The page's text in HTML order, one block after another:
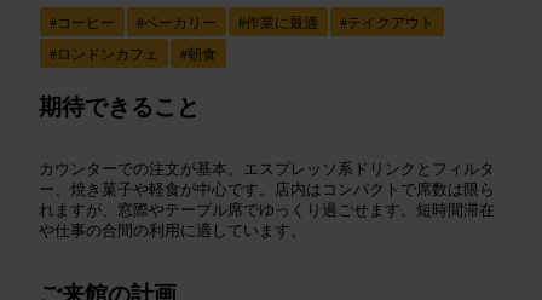
#コーヒー #ベーカリー #作業に最適 #テイクアウト
#ロンドンカフェ #朝食
期待できること
カウンターでの注文が基本。エスプレッソ系ドリンクとフィルタ
ー、焼き菓子や軽食が中心です。店内はコンパクトで席数は限ら
れますが、窓際やテーブル席でゆっくり過ごせます。短時間滞在
や仕事の合間の利用に適しています。
ご来館の計画